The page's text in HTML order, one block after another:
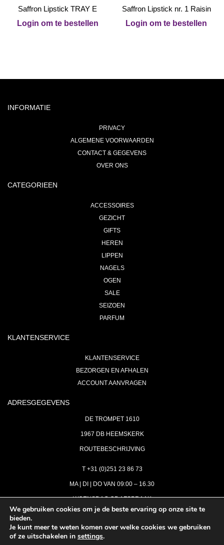
Saffron Lipstick TRAY E
Login om te bestellen
Saffron Lipstick nr. 1 Raisin
Login om te bestellen
INFORMATIE
PRIVACY
ALGEMENE VOORWAARDEN
CONTACT & GEGEVENS
OVER ONS
CATEGORIEEN
ACCESSOIRES
GEZICHT
GIFTS
HEREN
LIPPEN
NAGELS
OGEN
SALE
SEIZOEN
PARFUM
KLANTENSERVICE
KLANTENSERVICE
BEZORGEN EN AFHALEN
ACCOUNT AANVRAGEN
ADRESGEGEVENS
DE TROMPET 1610
1967 DB HEEMSKERK
ROUTEBESCHRIJVING
T +31 (0)251 23 86 73
MA | DI | DO VAN 09:00 – 16.30
WOENSDAG OP AFSPRAAK
INFO@ASTH.NL
We gebruiken cookies om je de beste ervaring op onze site te
bieden.
Je kunt meer te weten komen over welke cookies we gebruiken
of ze uitschakelen in settings.